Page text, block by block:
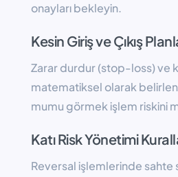
onayları bekleyin.
Kesin Giriş ve Çıkış
Zarar durdur (stop-loss) ve
matematiksel olarak
mumu görmek işlem riskini
Katı Risk Yönetimi
Reversal işlemlerinde sahte